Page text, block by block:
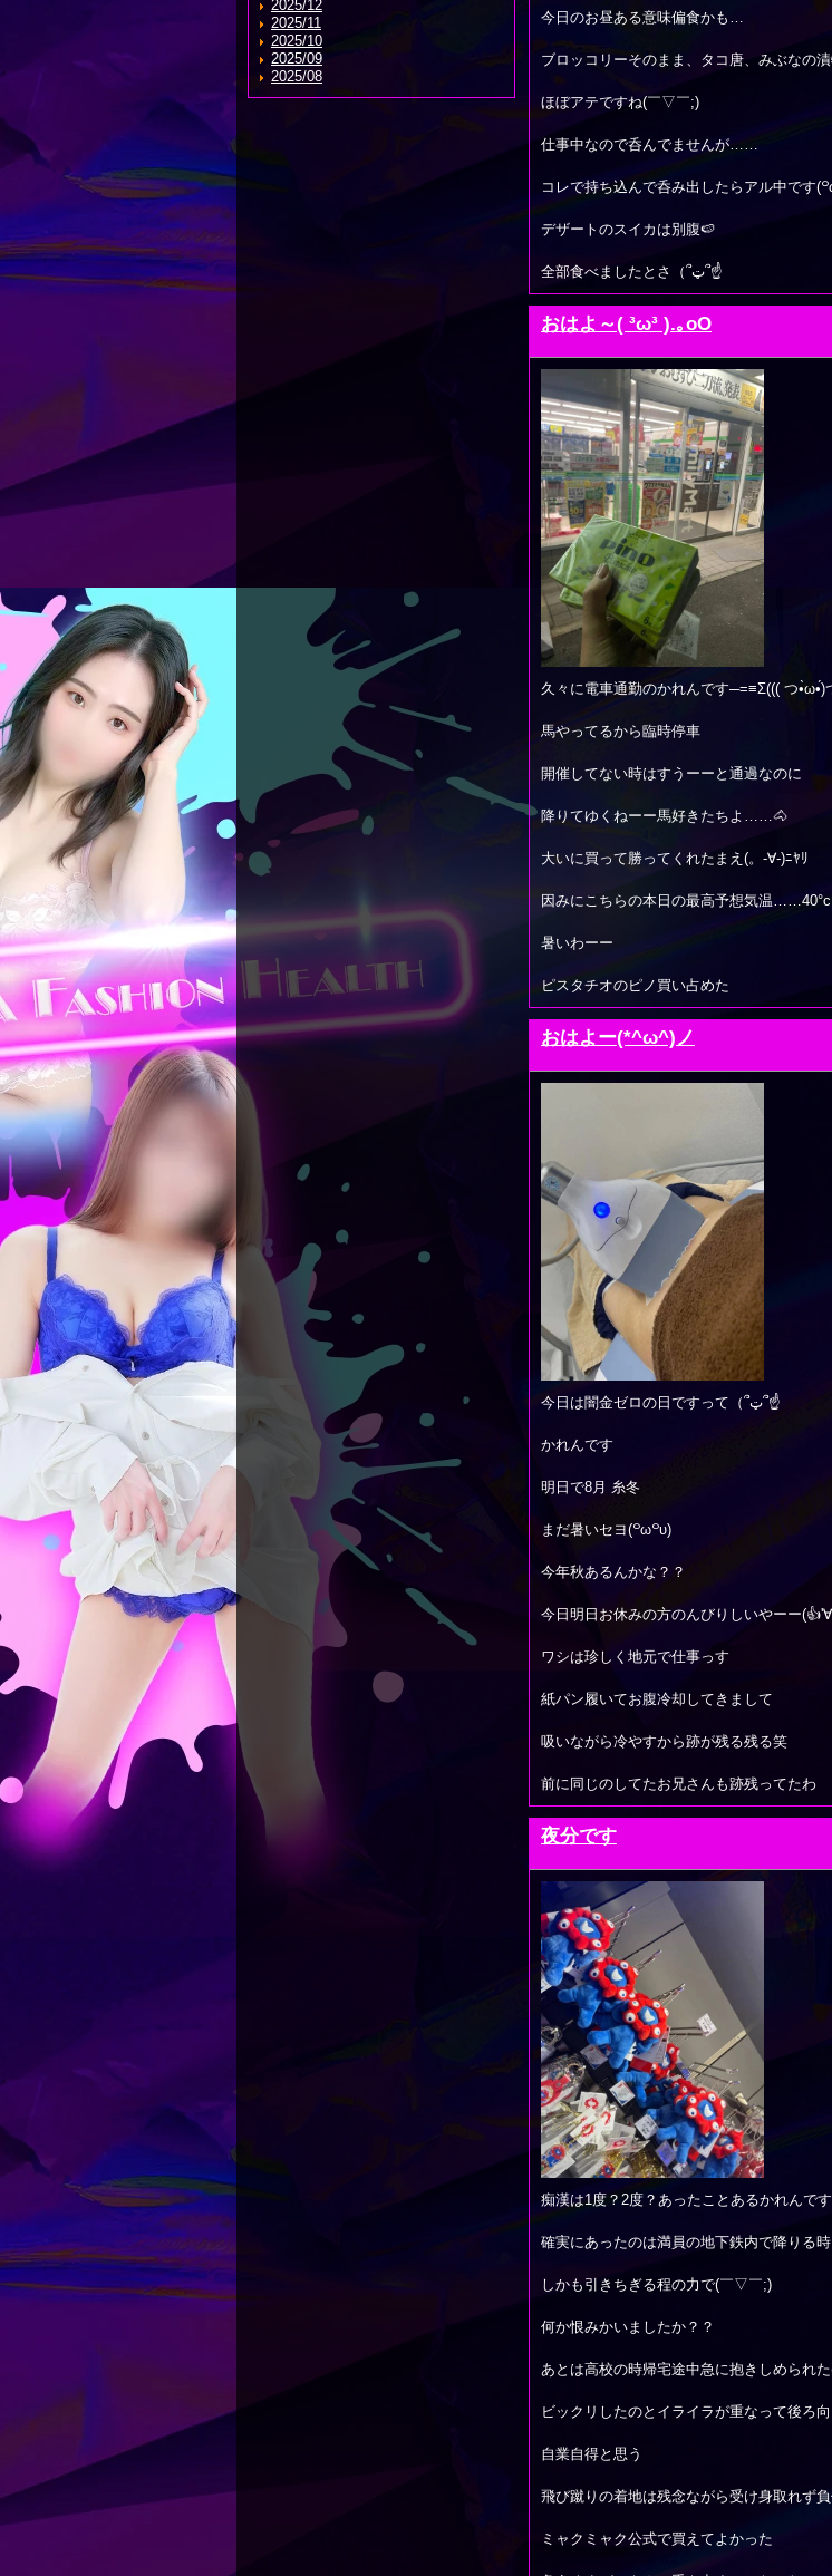
2025/12
2025/11
2025/10
2025/09
2025/08
今日のお昼ある意味偏食かも…
ブロッコリーそのまま、タコ唐、みぶなの
ほぼアテですね(￣▽￣;)
仕事中なので呑んでませんが……
コレで持ち込んで呑み出したらアル中です
デザートのスイカは別腹🍉
全部食べましたとさ（՞ټ՞☝
おはよ～( ³ω³ ).｡oO
久々に電車通勤のかれんです─=≡Σ((( つ•̀ω•́)
馬やってるから臨時停車
開催してない時はすうーーと通過なのに
降りてゆくねーー馬好きたちよ……🐴
大いに買って勝ってくれたまえ(。-∀-)ﾆﾔﾘ
因みにこちらの本日の最高予想気温
暑いわーー
ピスタチオのピノ買い占めた
おはよー(*^ω^)ノ
今日は闇金ゼロの日ですって（՞ټ՞☝
かれんです
明日で8月 糸冬
まだ暑いセヨ(꒪ω꒪υ)
今年秋あるんかな？？
今日明日お休みの方のんびりしいやーー
ワシは珍しく地元で仕事っす
紙パン履いてお腹冷却してきまして
吸いながら冷やすから跡が残る残る笑
前に同じのしてたお兄さんも跡残ってたわ
夜分です
確実にあったのは満員の地下鉄内で降りる
しかも引きちぎる程の力で(￣▽￣;)
何か恨みかいましたか？？
あとは高校の時帰宅途中急に抱きしめられた
ビックリしたのとイライラが重なって後ろ
自業自得と思う
ミャクミャク公式で買えてよかった